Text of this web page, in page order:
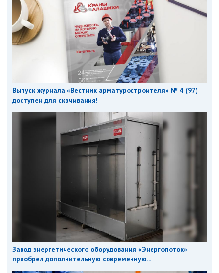
Выпуск журнала «Вестник арматуростроителя» № 4 (97)
доступен для скачивания!
Завод энергетического оборудования «Энергопоток»
приобрел дополнительную современную...